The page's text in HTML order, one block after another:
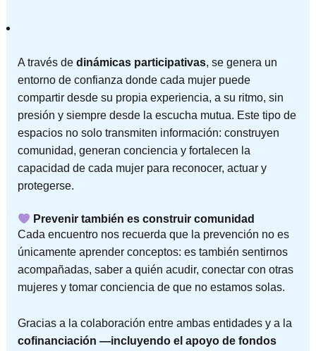
A través de dinámicas participativas, se genera un
entorno de confianza donde cada mujer puede
compartir desde su propia experiencia, a su ritmo, sin
presión y siempre desde la escucha mutua. Este tipo de
espacios no solo transmiten información: construyen
comunidad, generan conciencia y fortalecen la
capacidad de cada mujer para reconocer, actuar y
protegerse.
Prevenir también es construir comunidad
Cada encuentro nos recuerda que la prevención no es
únicamente aprender conceptos: es también sentirnos
acompañadas, saber a quién acudir, conectar con otras
mujeres y tomar conciencia de que no estamos solas.
Gracias a la colaboración entre ambas entidades y a la
cofinanciación —incluyendo el apoyo de fondos